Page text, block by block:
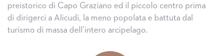
preistorico di Capo Graziano ed il piccolo centro prima
di dirigerci a Alicudi, la meno popolata e battuta dal
turismo di massa dell’intero arcipelago.